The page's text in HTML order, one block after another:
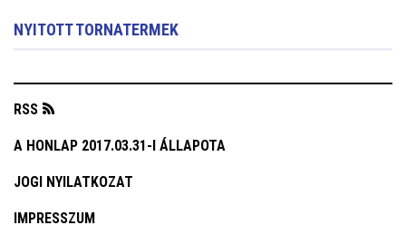
NYITOTT TORNATERMEK
RSS
A HONLAP 2017.03.31-I ÁLLAPOTA
JOGI NYILATKOZAT
IMPRESSZUM